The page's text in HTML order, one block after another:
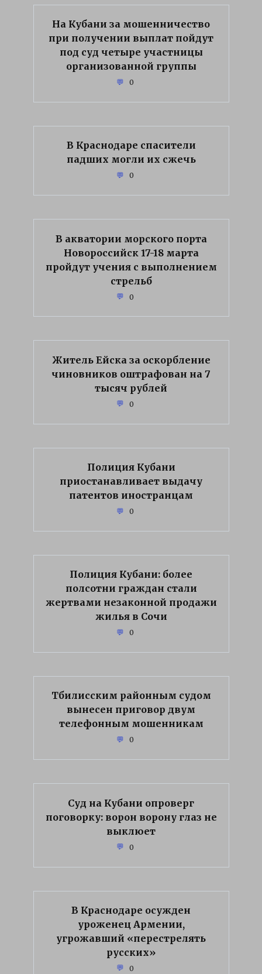
На Кубани за мошенничество
при получении выплат пойдут
под суд четыре участницы
организованной группы
0
В Краснодаре спасители
падших могли их сжечь
0
В акватории морского порта
Новороссийск 17-18 марта
пройдут учения с выполнением
стрельб
0
Житель Ейска за оскорбление
чиновников оштрафован на 7
тысяч рублей
0
Полиция Кубани
приостанавливает выдачу
патентов иностранцам
0
Полиция Кубани: более
полсотни граждан стали
жертвами незаконной продажи
жилья в Сочи
0
Тбилисским районным судом
вынесен приговор двум
телефонным мошенникам
0
Суд на Кубани опроверг
поговорку: ворон ворону глаз не
выклюет
0
В Краснодаре осужден
уроженец Армении,
угрожавший «перестрелять
русских»
0